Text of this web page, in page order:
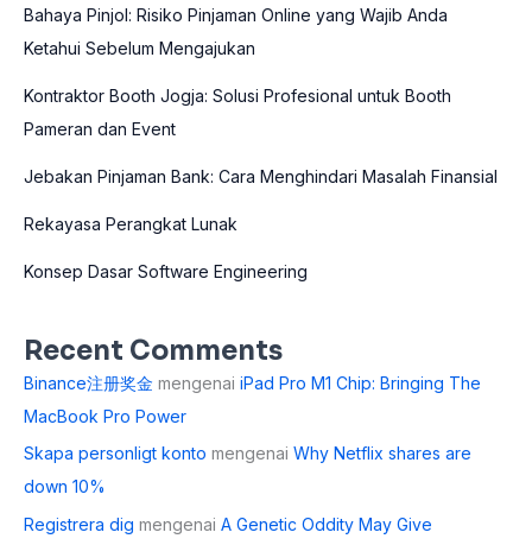
Bahaya Pinjol: Risiko Pinjaman Online yang Wajib Anda
Ketahui Sebelum Mengajukan
Kontraktor Booth Jogja: Solusi Profesional untuk Booth
Pameran dan Event
Jebakan Pinjaman Bank: Cara Menghindari Masalah Finansial
Rekayasa Perangkat Lunak
Konsep Dasar Software Engineering
Recent Comments
Binance注册奖金 mengenai iPad Pro M1 Chip: Bringing The
MacBook Pro Power
Skapa personligt konto mengenai Why Netflix shares are
down 10%
Registrera dig mengenai A Genetic Oddity May Give